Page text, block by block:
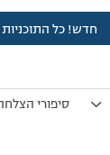
חדש! כל
סיפורי